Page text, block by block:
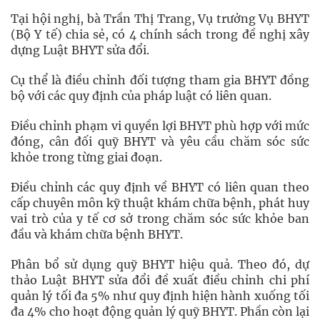
Tại hội nghị, bà Trần Thị Trang, Vụ trưởng Vụ BHYT
(Bộ Y tế) chia sẻ, có 4 chính sách trong đề nghị xây
dựng Luật BHYT sửa đổi.
Cụ thể là điều chỉnh đối tượng tham gia BHYT đồng
bộ với các quy định của pháp luật có liên quan.
Điều chỉnh phạm vi quyền lợi BHYT phù hợp với mức
đóng, cân đối quỹ BHYT và yêu cầu chăm sóc sức
khỏe trong từng giai đoạn.
Điều chỉnh các quy định về BHYT có liên quan theo
cấp chuyên môn kỹ thuật khám chữa bệnh, phát huy
vai trò của y tế cơ sở trong chăm sóc sức khỏe ban
đầu và khám chữa bệnh BHYT.
Phân bổ sử dụng quỹ BHYT hiệu quả. Theo đó, dự
thảo Luật BHYT sửa đổi đề xuất điều chỉnh chi phí
quản lý tối đa 5% như quy định hiện hành xuống tối
đa 4% cho hoạt động quản lý quỹ BHYT. Phần còn lại